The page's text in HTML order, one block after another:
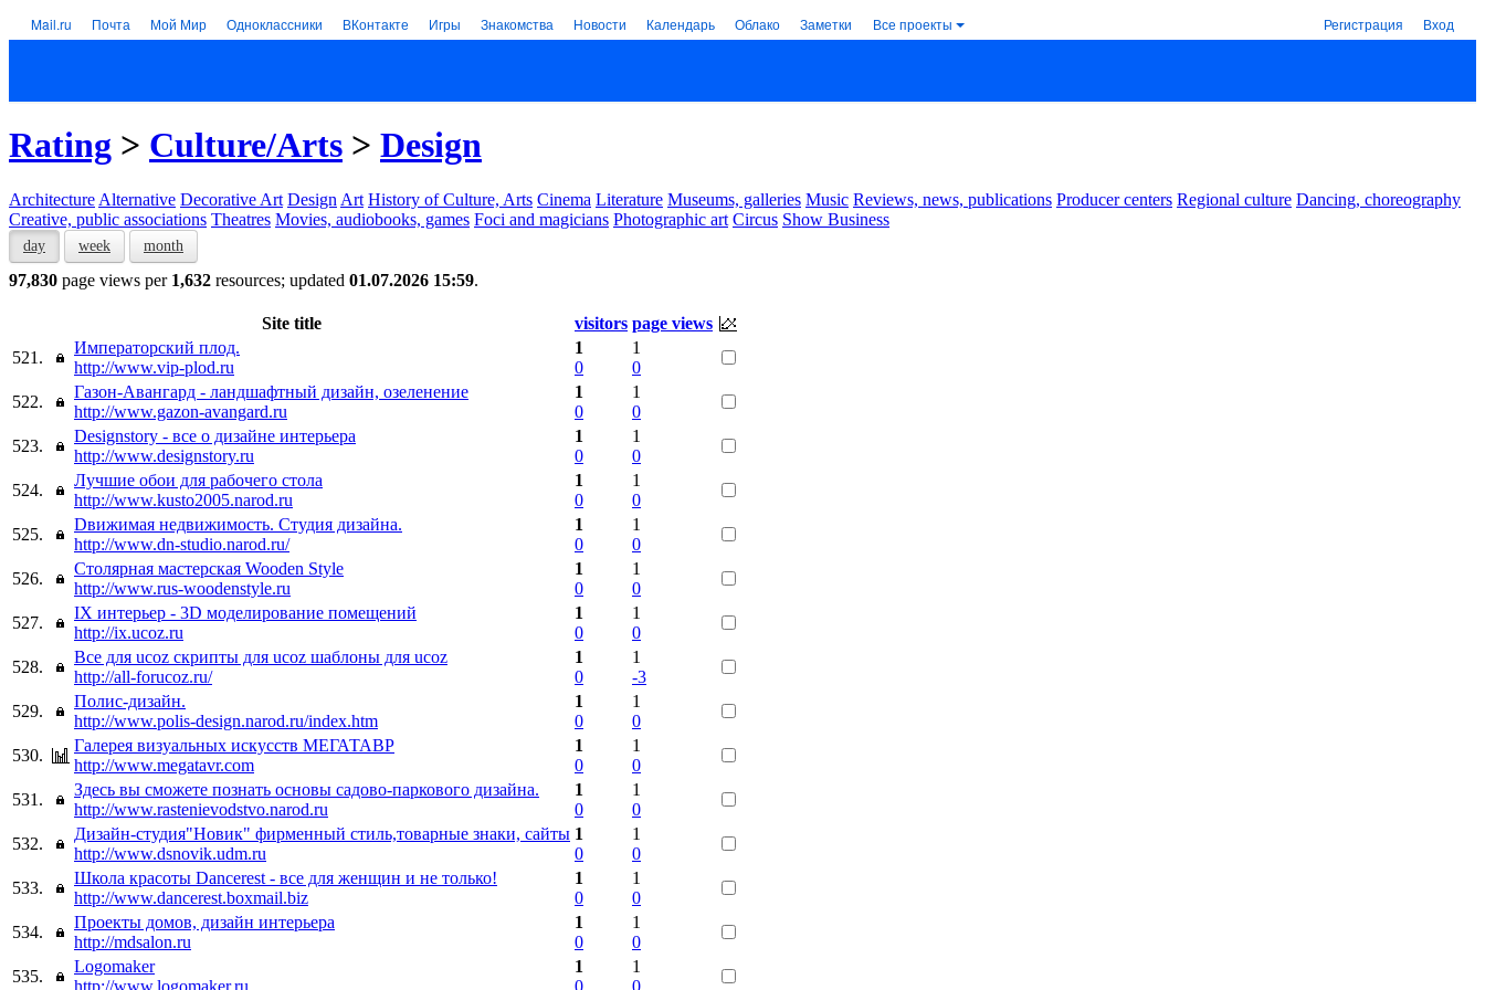
Mail.ru Почта Мой Мир Одноклассники ВКонтакте Игры Знакомства Новости Календарь Облако Заметки Все проекты Регистрация Вход
Rating > Culture/Arts > Design
Architecture Alternative Decorative Art Design Art History of Culture, Arts Cinema Literature Museums, galleries Music Reviews, news, publications Producer centers Regional culture Dancing, choreography
Creative, public associations Theatres Movies, audiobooks, games Foci and magicians Photographic art Circus Show Business
day week month
97,830 page views per 1,632 resources; updated 01.07.2026 15:59.
Site title visitors page views
521.
Императорский плод.
http://www.vip-plod.ru
1
0
1
0
522.
Газон-Авангард - ландшафтный дизайн, озеленение
http://www.gazon-avangard.ru
1
0
1
0
523.
Designstory - все о дизайне интерьера
http://www.designstory.ru
1
0
1
0
524.
Лучшие обои для рабочего стола
http://www.kusto2005.narod.ru
1
0
1
0
525.
Dвижимая недвижимость. Студия дизайна.
http://www.dn-studio.narod.ru/
1
0
1
0
526.
Столярная мастерская Wooden Style
http://www.rus-woodenstyle.ru
1
0
1
0
527.
IX интерьер - 3D моделирование помещений
http://ix.ucoz.ru
1
0
1
0
528.
Все для ucoz скрипты для ucoz шаблоны для ucoz
http://all-forucoz.ru/
1
0
1
-3
529.
Полис-дизайн.
http://www.polis-design.narod.ru/index.htm
1
0
1
0
530.
Галерея визуальных искусств МЕГАТАВР
http://www.megatavr.com
1
0
1
0
531.
Здесь вы сможете познать основы садово-паркового дизайна.
http://www.rastenievodstvo.narod.ru
1
0
1
0
532.
Дизайн-студия"Новик" фирменный стиль,товарные знаки, сайты
http://www.dsnovik.udm.ru
1
0
1
0
533.
Школа красоты Dancerest - все для женщин и не только!
http://www.dancerest.boxmail.biz
1
0
1
0
534.
Проекты домов, дизайн интерьера
http://mdsalon.ru
1
0
1
0
535.
Logomaker
http://www.logomaker.ru
1
0
1
0